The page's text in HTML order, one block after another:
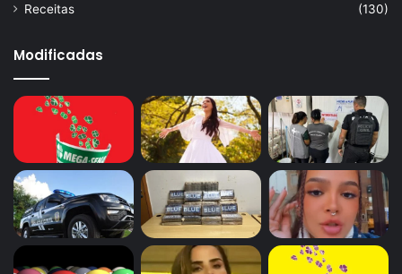
Receitas
(130)
Modificadas